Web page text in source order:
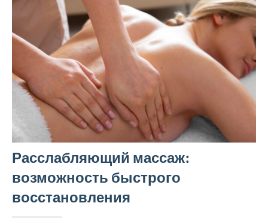
Расслабляющий массаж:
возможность быстрого
восстановления